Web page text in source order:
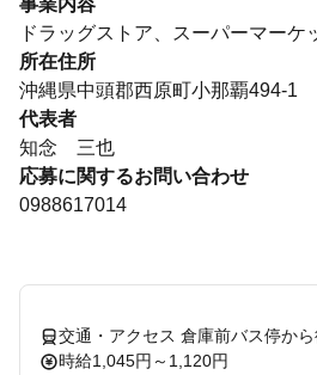
事業内容
ドラッグストア、スーパーマーケ
所在住所
沖縄県中頭郡西原町小那覇494-1
代表者
知念 三也
応募に関するお問い合わせ
0988617014
交通・アクセス 倉庫前バス停か
時給1,045円～1,120円